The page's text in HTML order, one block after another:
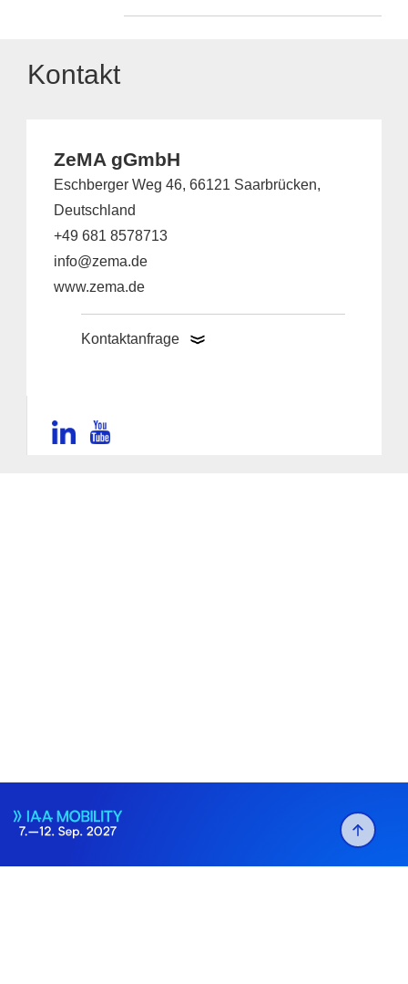
Kontakt
ZeMA gGmbH
Eschberger Weg 46, 66121 Saarbrücken,
Deutschland
+49 681 8578713
info@zema.de
www.zema.de
Kontaktanfrage